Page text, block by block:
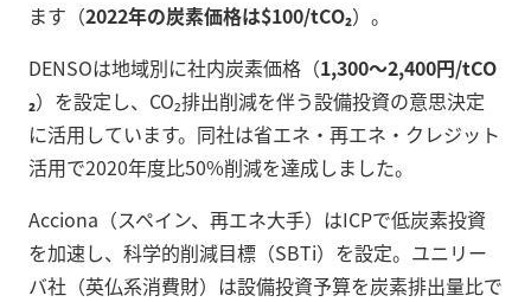
ます（2022年の炭素価格は$100/tCO₂）。
DENSOは地域別に社内炭素価格（1,300～2,400円/tCO
₂）を設定し、CO₂排出削減を伴う設備投資の意思決定
に活用しています。同社は省エネ・再エネ・クレジット
活用で2020年度比50%削減を達成しました。
Acciona（スペイン、再エネ大手）はICPで低炭素投資
を加速し、科学的削減目標（SBTi）を設定。ユニリー
バ社（英仏系消費財）は設備投資予算を炭素排出量比で